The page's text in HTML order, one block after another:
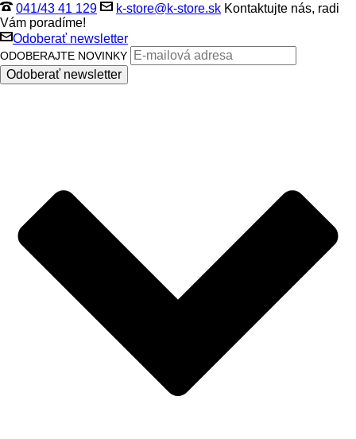
041/43 41 129 k-store@k-store.sk Kontaktujte nás, radi
Vám poradíme!
Odoberať newsletter
ODOBERAJTE NOVINKY